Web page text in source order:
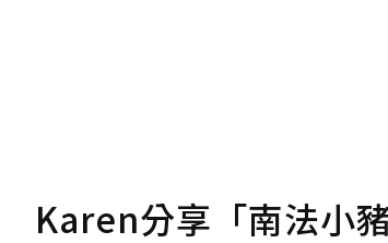
Karen分享「南法小